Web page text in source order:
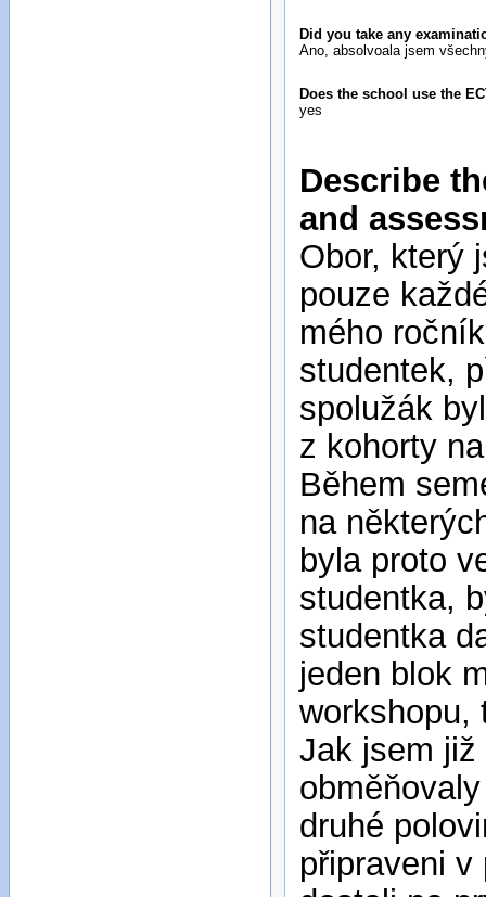
Did you take any
Ano, absolvoala jsem
Does the school use the
yes
Describe
and
Obor, který
pouze
mého
studentek,
spolužák
z kohorty
Během
na
byla proto
studentka,
studentka
jeden blok
workshopu,
Jak jsem
druhé
připraveni